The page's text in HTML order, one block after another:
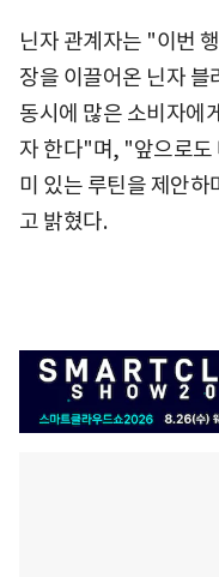
닌자 관계자는 "이번
장을 이끌어온 닌자
동시에 많은 소비자에
자 한다"며, "앞으로도
미 있는 루틴을 제안
고 밝혔다.